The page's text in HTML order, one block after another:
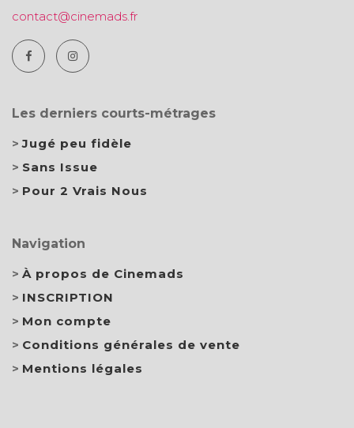
contact@cinemads.fr
Les derniers courts-métrages
Jugé peu fidèle
Sans Issue
Pour 2 Vrais Nous
Navigation
À propos de Cinemads
INSCRIPTION
Mon compte
Conditions générales de vente
Mentions légales